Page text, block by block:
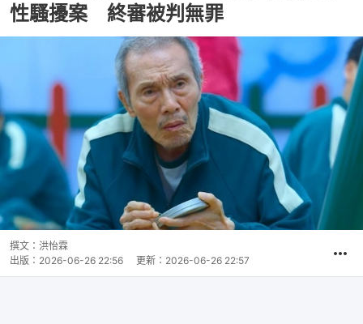
性騷擾案 終審被判無罪
撰文： 洪怡霖
出版： 2026-06-26 22:56 更新： 2026-06-26 22:57